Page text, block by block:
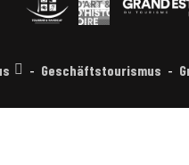
Geschäftstourismus